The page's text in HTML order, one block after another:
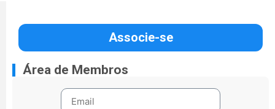
Associe-se
Área de Membros